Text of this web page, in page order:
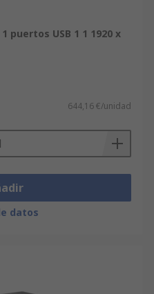
puertos USB 1 1 1920 x
644,16 €/unidad
datos